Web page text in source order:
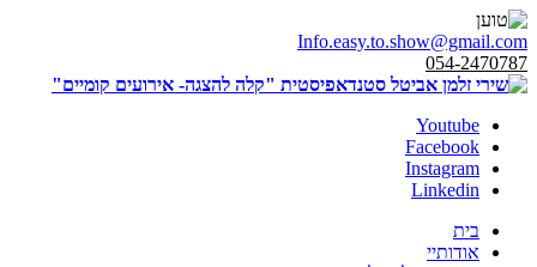
Info.easy.to.show@gmail.com
054-2470787
Youtube
Facebook
Instagram
Linkedin
בית
אודותיי